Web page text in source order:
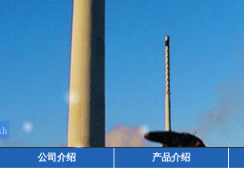
公司介绍 产品介绍